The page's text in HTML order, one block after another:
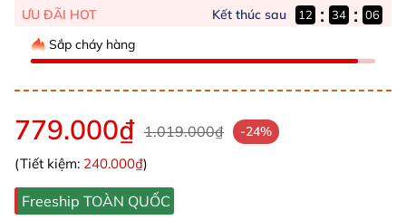
ƯU ĐÃI HOT Kết thúc sau 12 : 34 : 05
Sắp cháy hàng
779.000₫ 1.019.000₫ -24%
(Tiết kiệm: 240.000₫)
Freeship TOÀN QUỐC